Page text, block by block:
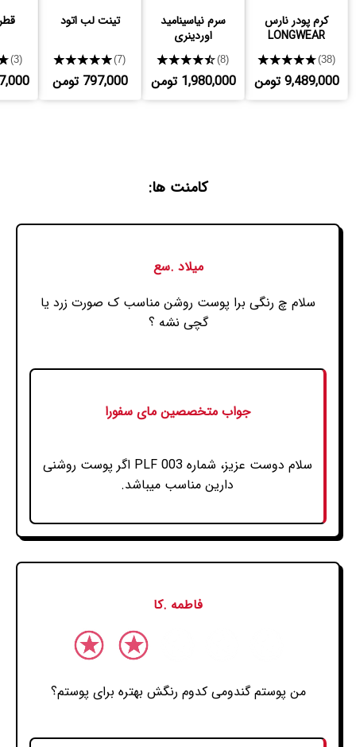
کرم پودر نارس
LONGWEAR
★★★★★(38)
9,489,000 تومن
سرم نیاسینامید
اوردینری
★★★★★(8)
1,980,000 تومن
تینت لب اتود
★★★★★(7)
797,000 تومن
(3)
کامنت ها:
میلاد .سع
سلام چ رنگی برا پوست روشن مناسب ک صورت زرد یا
گچی نشه ؟
جواب متخصصین مای سفورا
سلام دوست عزیز، شماره PLF 003 اگر پوست روشنی
دارین مناسب میباشد.
فاطمه .کا
من پوستم گندومی کدوم رنگش بهتره برای پوستم؟